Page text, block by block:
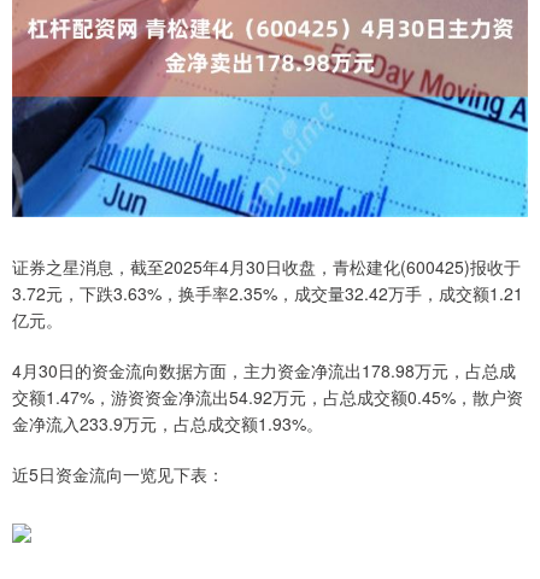
证券之星消息，截至2025年4月30日收盘，青松建化(600425)报收于
3.72元，下跌3.63%，换手率2.35%，成交量32.42万手，成交额1.21
亿元。
4月30日的资金流向数据方面，主力资金净流出178.98万元，占总成
交额1.47%，游资资金净流出54.92万元，占总成交额0.45%，散户资
金净流入233.9万元，占总成交额1.93%。
近5日资金流向一览见下表：